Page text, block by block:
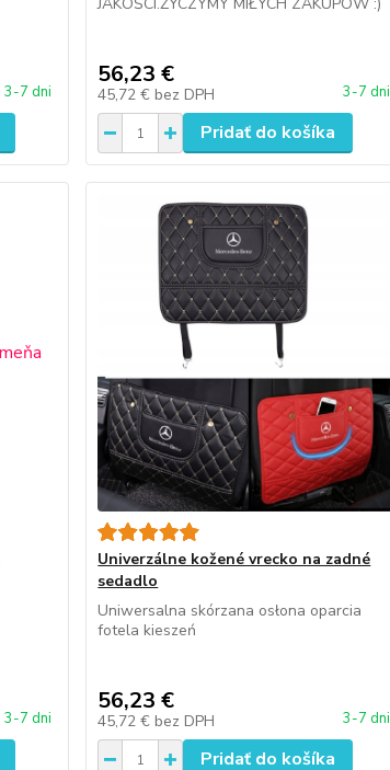
3-7 dni
56,23 €
45,72 € bez DPH 3-7 dni
Pridať do košíka
3-7 dni
Univerzálne kožené vrecko na zadné
sedadlo
Uniwersalna skórzana osłona oparcia
fotela kieszeń
56,23 €
45,72 € bez DPH 3-7 dni
Pridať do košíka